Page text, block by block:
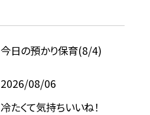
今日の預かり保育(8/4)
2026/08/06
冷たくて気持ちいいね！